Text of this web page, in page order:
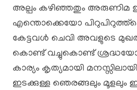
അല്പം കഴിഞ്ഞതും അരുണിമ
എന്തൊക്കെയോ
കേട്ടവൾ ചെവി അവളുടെ
കൊണ്ട് വച്ചുകൊണ്ട്
കാര്യം കൃത്യമായി
ഇടക്കുള്ള ഞെരങ്ങലും മൂളലും